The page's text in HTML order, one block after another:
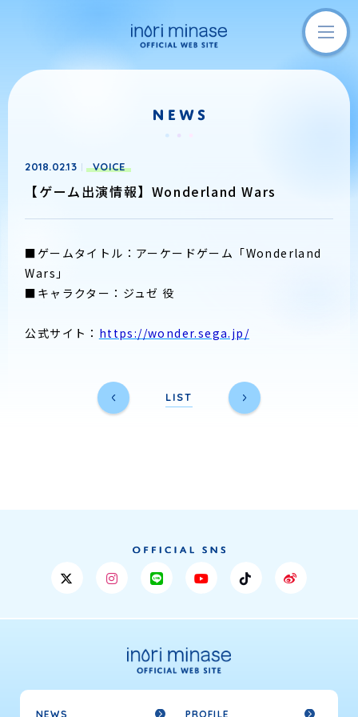
2018.02.13 VOICE
​​【ゲーム出演情報】Wonderland Wars
■ゲームタイトル：アーケードゲーム「Wonderland
Wars」
■キャラクター：ジュゼ 役
公式サイト： https://wonder.sega.jp/
LIST
NEWS PROFILE